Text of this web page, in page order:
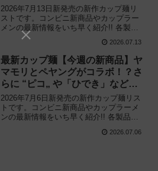
盛り„ シリーズの新味など注目の
新作まとめ！
2026年7月13日新発売の新作カップ麺リ
ストです。コンビニ新商品やカップラー
メンの最新情報をいち早く紹介!! 各製品
の特徴解説と独自入手したメーカー未公
開の新作情報もありますので、カップ麺
の新商品が気になる方はご活用くださ
い。
2026.07.13
最新カップ麺【今週の新商品】ヤ
マモリとペヤングがコラボ！？さ
らに “ピコ„ や「ひでき」など注
目の新作まとめ！
2026年7月6日新発売の新作カップ麺リス
トです。コンビニ新商品やカップラーメ
ンの最新情報をいち早く紹介!! 各製品の
の新作情報もありますので、カップ麺の
2026.07.06